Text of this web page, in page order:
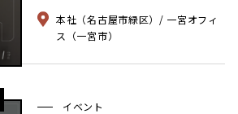
本社（名古屋市緑区）/ 一宮オフィ
ス（一宮市）
イベント